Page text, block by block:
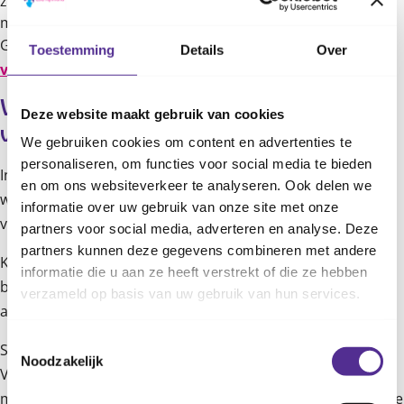
Toestemming Details Over
Deze website maakt gebruik van cookies
We gebruiken cookies om content en advertenties te
personaliseren, om functies voor social media te bieden
en om ons websiteverkeer te analyseren. Ook delen we
informatie over uw gebruik van onze site met onze
partners voor social media, adverteren en analyse. Deze
partners kunnen deze gegevens combineren met andere
informatie die u aan ze heeft verstrekt of die ze hebben
verzameld op basis van uw gebruik van hun services.
Toestemmingsselectie
Noodzakelijk
maken:
Ga naarhttps://www.youtube.com/watch?
v=qXZbJtuohFAom de video te bekijken.
Wanneer heeft je kind extra
vitamines nodig?
In gezonde voeding zitten alle vitamines en mineralen die
we nodig hebben. Je kind hoeft dus meestal geen extra
vitamines te slikken als hij of zij gezond en gevarieerd eet.
Krijgt je kind lange tijd niet genoeg gezonde voeding
binnen? Vraag de jeugdgezondheidszorg of huisarts om
advies.
Soms is het goed om je kind extra vitamine D te geven.
Vitamine D zorgt voor de opbouw van de botten. De
meeste vitamine D krijg je binnen via zonlicht. Is je kind elke